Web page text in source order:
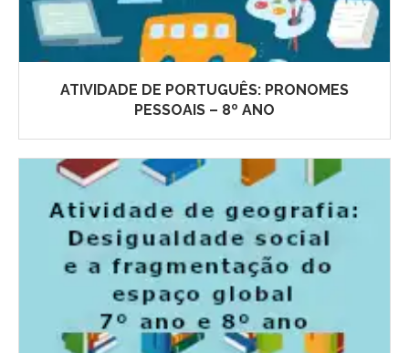
ATIVIDADE DE PORTUGUÊS: PRONOMES
PESSOAIS – 8º ANO